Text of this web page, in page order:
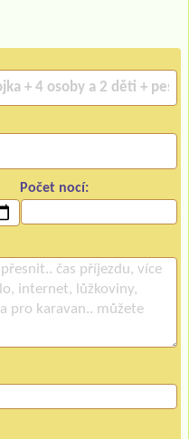
Počet nocí: